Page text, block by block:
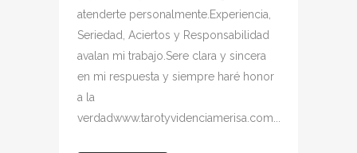
atenderte personalmente.Experiencia,
Seriedad, Aciertos y Responsabilidad
avalan mi trabajo.Sere clara y sincera
en mi respuesta y siempre haré honor
a la
verdadwww.tarotyvidenciamerisa.com...